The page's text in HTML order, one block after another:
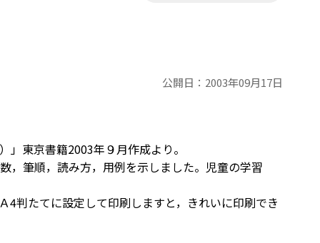
公開日： 2003年09月17日
東京書籍2003年９月作成より。
，筆順，読み方，用例を示しました。児童の学習
4判たてに設定して印刷しますと，きれいに印刷でき